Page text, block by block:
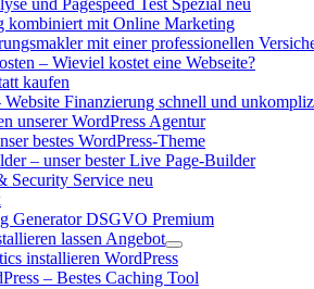
und Pagespeed Test Spezial neu
kombiniert mit Online Marketing
mit einer professionellen
– Wieviel kostet eine Webseite?
kaufen
Website Finanzierung schnell und
unserer WordPress Agentur
bestes WordPress-Theme
– unser bester Live Page-Builder
Security Service neu
Generator DSGVO Premium
lassen Angebot
installieren WordPress
– Bestes Caching Tool